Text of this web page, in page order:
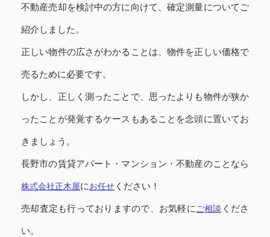
不動産売却を検討中の方に向けて、確定測量についてご
紹介しました。
正しい物件の広さがわかることは、物件を正しい価格で
売るために必要です。
しかし、正しく測ったことで、思ったよりも物件が狭か
ったことが発覚するケースもあることを念頭に置いてお
きましょう。
長野市の賃貸アパート・マンション・不動産のことなら
株式会社正木屋にお任せ ください！
売却査定も行っておりますので、お気軽にご相談 くださ
い。